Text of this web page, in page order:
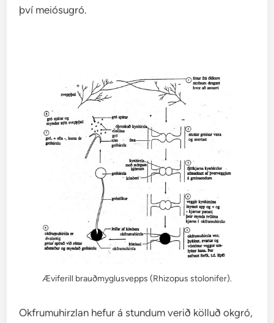
því meiósugró.
Æviferill brauðmyglusvepps (Rhizopus stolonifer).
Okfrumuhirzlan hefur á stundum verið kölluð okgró,